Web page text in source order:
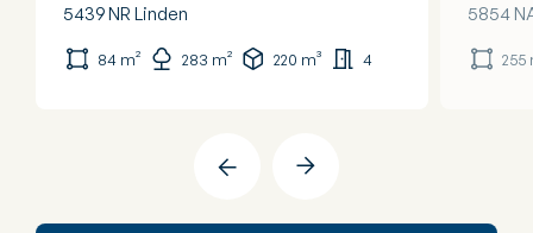
5439 NR Linden
84 m² 283 m² 220 m³ 4
5854
255